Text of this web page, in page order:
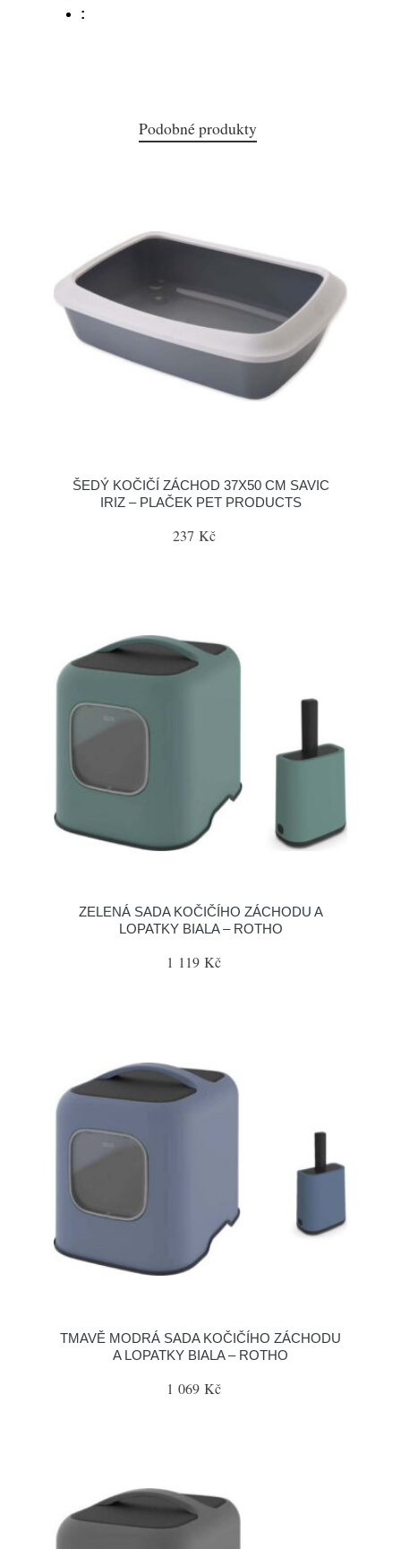
:
Podobné produkty
ŠEDÝ KOČIČÍ ZÁCHOD 37X50 CM SAVIC
IRIZ – PLAČEK PET PRODUCTS
237 Kč
ZELENÁ SADA KOČIČÍHO ZÁCHODU A
LOPATKY BIALA – ROTHO
1 119 Kč
TMAVĚ MODRÁ SADA KOČIČÍHO ZÁCHODU
A LOPATKY BIALA – ROTHO
1 069 Kč